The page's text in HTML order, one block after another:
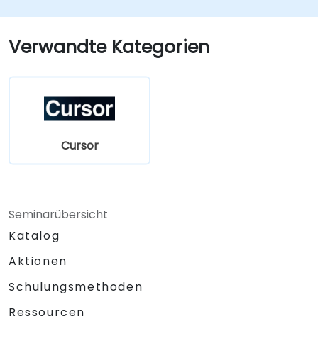
Verwandte Kategorien
Cursor
Seminarübersicht
Katalog
Aktionen
Schulungsmethoden
Ressourcen